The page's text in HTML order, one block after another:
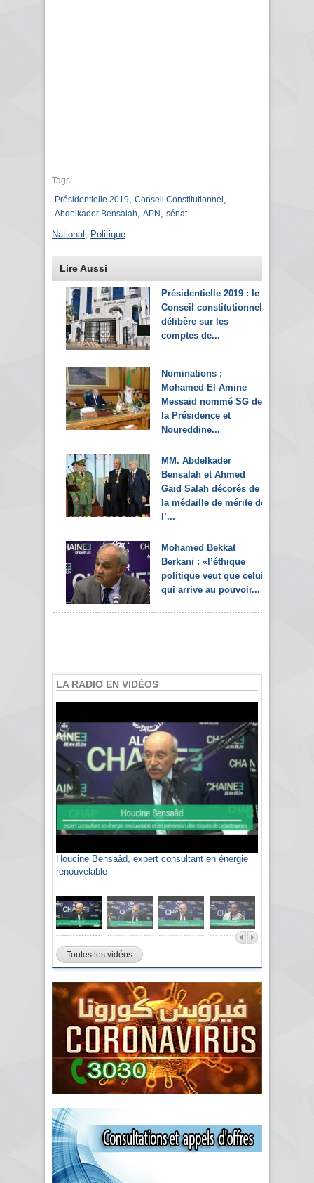
Tags:
Présidentielle 2019
Conseil Constitutionnel
Abdelkader Bensalah APN sénat
National Politique
Lire Aussi
Présidentielle 2019 : le
Conseil constitutionnel
délibère sur les
comptes de...
Nominations :
Mohamed El Amine
Messaid nommé SG de
la Présidence et
Noureddine...
MM. Abdelkader
Bensalah et Ahmed
Gaid Salah décorés de
la médaille de mérite de
l’...
Mohamed Bekkat
Berkani : «l’éthique
politique veut que celui
qui arrive au pouvoir...
LA RADIO EN VIDÉOS
Houcine Bensaâd, expert consultant en énergie
renouvelable
Sami Agli, président de la Confédération
algérienne du patronat citoyen CAPC
Toutes les vidéos